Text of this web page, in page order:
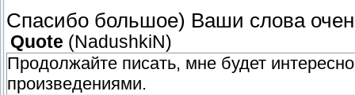
Спасибо большое) Ваши слова
Quote (NadushkiN )
Продолжайте писать, мне будет
произведениями.